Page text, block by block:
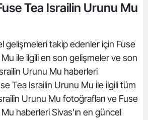
Tea Israilin Urunu Mu
gelişmeleri takip edenler için Fuse
ile ilgili en son gelişmeler ve son
Urunu Mu haberleri
Tea Israilin Urunu Mu ile ilgili tüm
Urunu Mu fotoğrafları ve Fuse
haberleri Sivas'ın en güncel